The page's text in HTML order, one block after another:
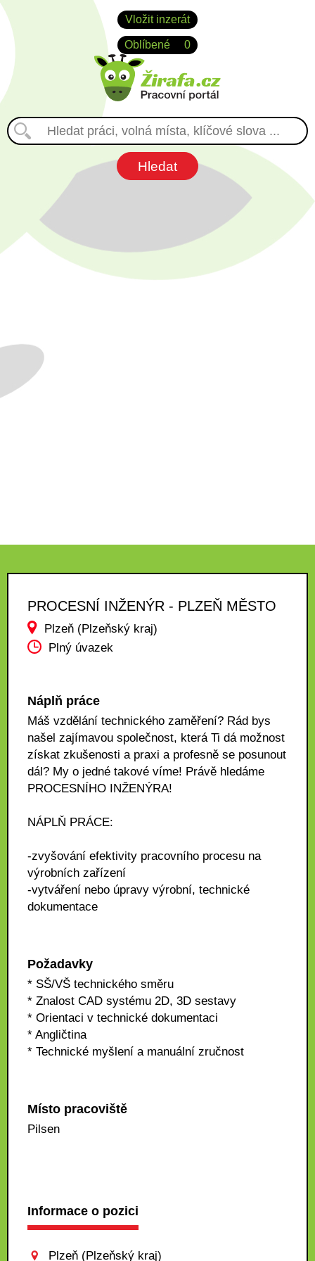
Vložit inzerát
Oblíbené 0
PROCESNÍ INŽENÝR - PLZEŇ MĚSTO
Plzeň (Plzeňský kraj)
Plný úvazek
Náplň práce
Máš vzdělání technického zaměření? Rád bys
našel zajímavou společnost, která Ti dá možnost
získat zkušenosti a praxi a profesně se posunout
dál? My o jedné takové víme! Právě hledáme
PROCESNÍHO INŽENÝRA!
NÁPLŇ PRÁCE:
-zvyšování efektivity pracovního procesu na
výrobních zařízení
-vytváření nebo úpravy výrobní, technické
dokumentace
Požadavky
* SŠ/VŠ technického směru
* Znalost CAD systému 2D, 3D sestavy
* Orientaci v technické dokumentaci
* Angličtina
* Technické myšlení a manuální zručnost
Místo pracoviště
Pilsen
Informace o pozici
Plzeň (Plzeňský kraj)